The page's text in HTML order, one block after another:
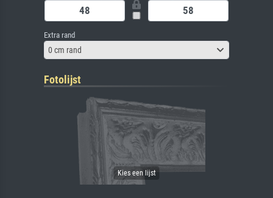
Extra rand
0 cm rand
Fotolijst